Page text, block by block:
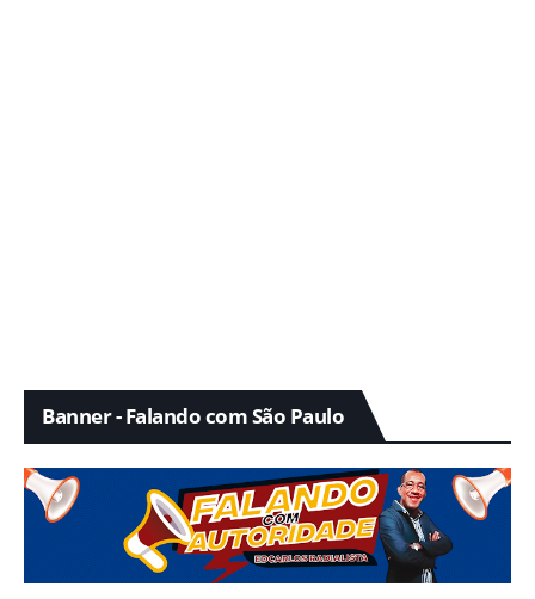
Banner - Falando com São Paulo